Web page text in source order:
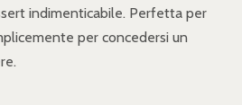
indimenticabile. Perfetta per
per concedersi un